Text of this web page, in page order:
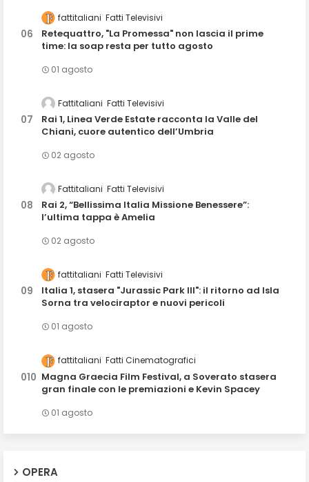
fattitaliani Fatti Televisivi
Retequattro, "La Promessa" non lascia il prime
time: la soap resta per tutto agosto
01 agosto
Fattitaliani Fatti Televisivi
Rai 1, Linea Verde Estate racconta la Valle del
Chiani, cuore autentico dell’Umbria
02 agosto
Fattitaliani Fatti Televisivi
Rai 2, “Bellissima Italia Missione Benessere”:
l’ultima tappa è Amelia
02 agosto
fattitaliani Fatti Televisivi
Italia 1, stasera "Jurassic Park III": il ritorno ad Isla
Sorna tra velociraptor e nuovi pericoli
01 agosto
fattitaliani Fatti Cinematografici
Magna Graecia Film Festival, a Soverato stasera
gran finale con le premiazioni e Kevin Spacey
01 agosto
OPERA